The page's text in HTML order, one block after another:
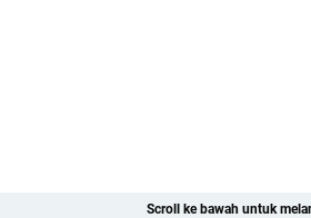
Scroll ke bawah untuk